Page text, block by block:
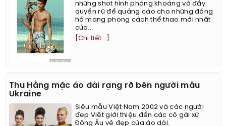
những shot hình phóng khoáng và đầy
quyến rũ để quảng cáo cho những đồng
hồ mang phong cách thể thao mới nhất
của...
[Chi tiết...]
Thu Hằng mặc áo dài rạng rỡ bên người mẫu
Ukraine
Siêu mẫu Việt Nam 2002 và các người
đẹp Việt giới thiệu đến các cô gái xứ
Đông Âu vẻ đẹp của áo dài.